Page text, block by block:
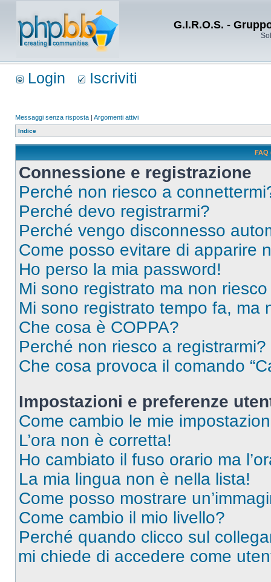
G.I.R.O.S. -
Login Iscriviti
Messaggi senza risposta | Argomenti attivi
Indice
FAQ
Connessione e registrazione
Perché non riesco a
Perché devo registrarmi?
Perché vengo disconnesso
Come posso evitare di apparire
Ho perso la mia password!
Mi sono registrato ma non
Mi sono registrato tempo fa, ma
Che cosa è COPPA?
Perché non riesco a registrarmi?
Che cosa provoca il comando
Impostazioni e preferenze
Come cambio le mie
L’ora non è corretta!
Ho cambiato il fuso orario ma
La mia lingua non è nella lista!
Come posso mostrare
Come cambio il mio livello?
Perché quando clicco sul
mi chiede di accedere come